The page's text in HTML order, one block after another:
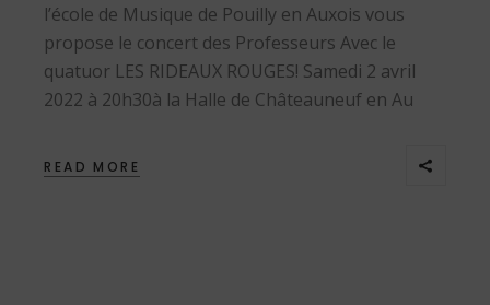
l’école de Musique de Pouilly en Auxois vous
propose le concert des Professeurs Avec le
quatuor LES RIDEAUX ROUGES! Samedi 2 avril
2022 à 20h30à la Halle de Châteauneuf en Au
READ MORE